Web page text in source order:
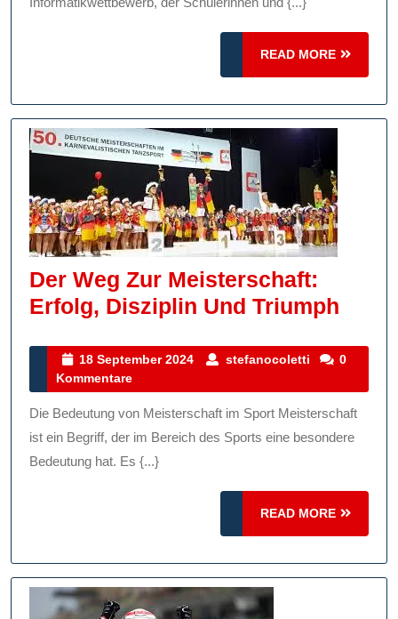
Welt!
READ MORE
READ
MORE
Der Weg Zur Meisterschaft:
Erfolg, Disziplin Und Triumph
Zur
18 September 2024
18
2024
stefanocoletti stefanocoletti
0
Kommentare
Die Bedeutung von Meisterschaft im Sport Meisterschaft
ist ein Begriff, der im Bereich des Sports eine besondere
Bedeutung hat. Es {...}
READ MORE
READ
MORE